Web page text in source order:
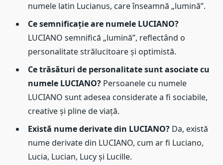
numele latin Lucianus, care înseamnă „lumină”.
Ce semnificație are numele LUCIANO?
LUCIANO semnifică „lumină”, reflectând o
personalitate strălucitoare și optimistă.
Ce trăsături de personalitate sunt asociate cu
numele LUCIANO? Persoanele cu numele
LUCIANO sunt adesea considerate a fi sociabile,
creative și pline de viață.
Există nume derivate din LUCIANO? Da, există
nume derivate din LUCIANO, cum ar fi Luciano,
Lucia, Lucian, Lucy și Lucille.